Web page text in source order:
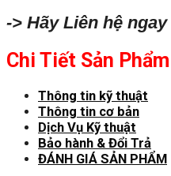
-> Hãy Liên hệ
Chi Tiết Sản Phẩm
Thông tin kỹ thuật
Thông tin cơ bản
Dịch Vụ Kỹ thuật
Bảo hành & Đổi Trả
ĐÁNH GIÁ SẢN PHẨM